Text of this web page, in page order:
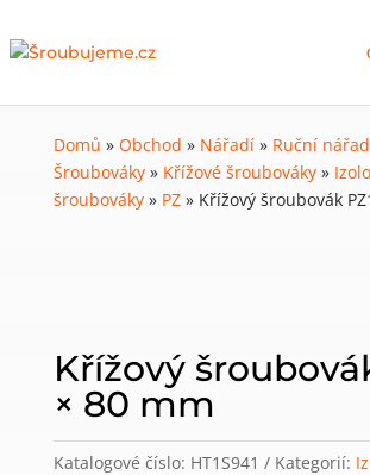
Domů » Obchod » Nářadí» Ruční
Šroubováky» Křížové šroubováky»
šroubováky» PZ» Křížový šroubovák
Křížový
× 80 mm
Katalogové číslo: HT1S941 Kategorií: